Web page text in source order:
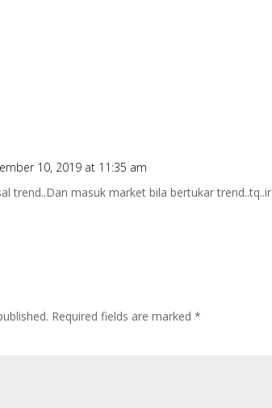
10, 2019 at 11:35 am
trend..Dan masuk market bila bertukar trend..tq..ir
Required fields are marked*